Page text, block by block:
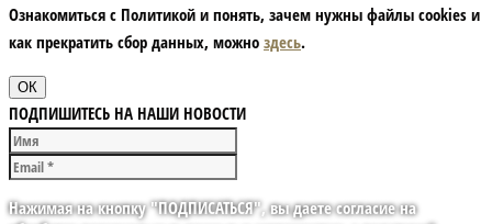
Ознакомиться с Политикой и понять, зачем нужны файлы сookies и
как прекратить сбор данных, можно здесь.
ОК
ПОДПИШИТЕСЬ НА НАШИ НОВОСТИ
Нажимая на кнопку "ПОДПИСАТЬСЯ", вы даете согласие на